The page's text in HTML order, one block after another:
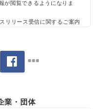
が閲覧できるようになりま
リリース受信に関するご案内
業・団体